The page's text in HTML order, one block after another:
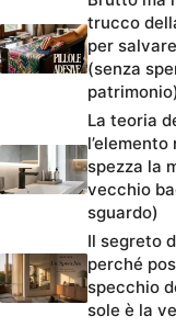
trucco
per
(senza
La teoria
spezza la
vecchio
sguardo)
Il segreto
perché
specchio
sole è la